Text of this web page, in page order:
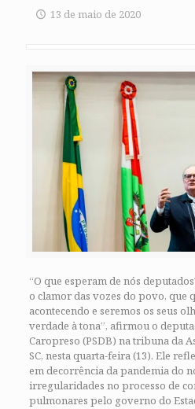
13 de maio de 2020
“O que esperam de nós
o clamor das vozes do povo, que
acontecendo e seremos os seus
verdade à tona”, afirmou o
Caropreso (PSDB) na tribuna da
SC, nesta quarta-feira (13). Ele
em decorrência da pandemia do
irregularidades no processo de
pulmonares pelo governo do